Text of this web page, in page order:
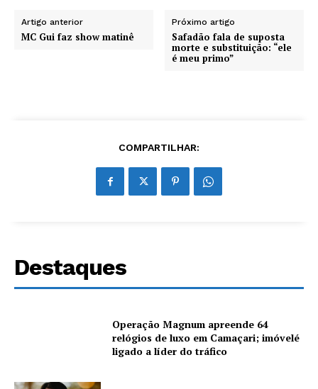
Artigo anterior
MC Gui faz show matinê
Próximo artigo
Safadão fala de suposta
morte e substituição: “ele
é meu primo”
COMPARTILHAR:
Destaques
Operação Magnum apreende 64
relógios de luxo em Camaçari; imóvelé
ligado a líder do tráfico